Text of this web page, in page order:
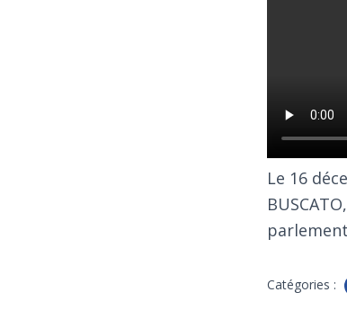
Le 16
Catégories :